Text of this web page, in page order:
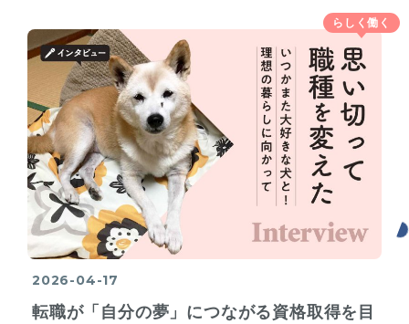
2026-04-17
転職が「自分の夢」につながる資格取得を目
らしく働く